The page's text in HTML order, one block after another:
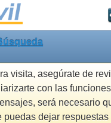
visita, asegúrate de
con las
será necesario
puedas dejar respuestas